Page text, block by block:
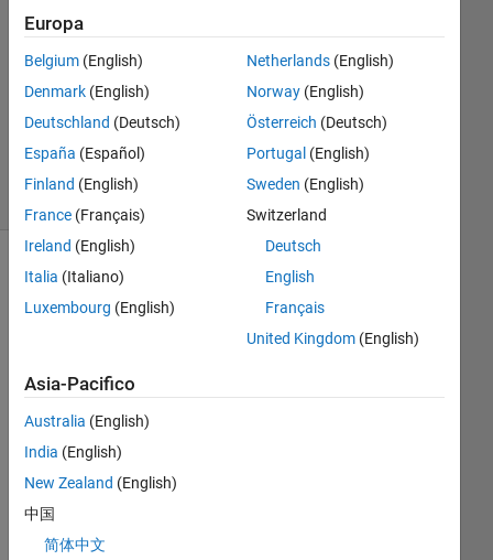
Risposta
25 Giu
2021
13
Visualizzazioni
(30 giorni)
Wh
en
mpi
ling
Europa
Belgium (English)
Denmark (English)
Deutschland (Deutsch)
España (Español)
Finland (English)
France (Français)
Ireland (English)
Italia (Italiano)
Luxembourg (English)
Netherlands(English)
Norway(English)
Österreich (Deutsch)
Portugal (English)
Sweden (English)
Switzerland
Deutsch
English
Français
United Kingdom(English)
Asia-Pacifico
Australia (English)
India (English)
New Zealand (English)
中国
简体中文